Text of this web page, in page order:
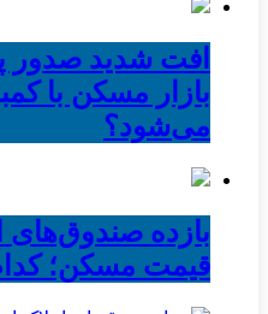
افت شدید صدور
بازار مسکن با
می‌شود؟
بازده صندوق‌های
قیمت مسکن؛